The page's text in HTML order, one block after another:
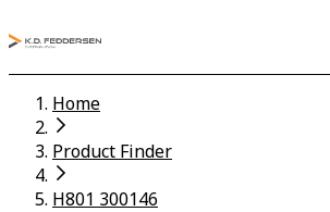
Home
Product Finder
H801 300146